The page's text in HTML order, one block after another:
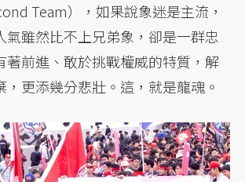
Team），如果說象迷是主流，
氣雖然比不上兄弟象，卻是一群忠
著前進、敢於挑戰權威的特質，解
，更添幾分悲壯。這，就是龍魂。